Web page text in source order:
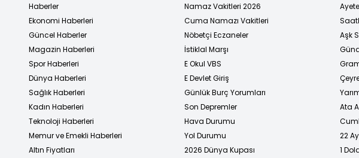
Haberler
Ekonomi Haberleri
Güncel Haberler
Magazin Haberleri
Spor Haberleri
Dünya Haberleri
Sağlık Haberleri
Kadın Haberleri
Teknoloji Haberleri
Memur ve Emekli Haberleri
Altın Fiyatları
Namaz Vakitleri 2026
Cuma Namazı Vakitleri
Nöbetçi Eczaneler
İstiklal Marşı
E Okul VBS
E Devlet Giriş
Günlük Burç Yorumları
Son Depremler
Hava Durumu
Yol Durumu
2026 Dünya Kupası
Aşk
Ata
22
1